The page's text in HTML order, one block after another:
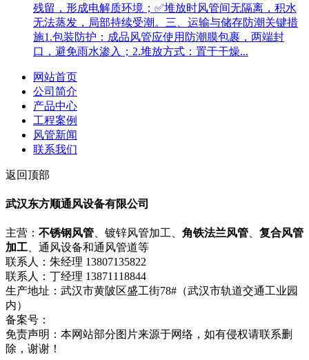
残留，形成电解质环境；✅堆放时风管间无隔离，积水
无法蒸发，局部持续受潮。三、运输与储存防潮关键措
施1.包装防护：成品风管应使用防潮膜包裹，两端封
口，避免雨水渗入；2.堆放方式：置于干燥...
网站首页
公司简介
产品中心
工程案例
风管新闻
联系我们
返回顶部
武汉东方顺通风设备有限公司
主营： 不锈钢风管、镀锌风管加工、 角铁法兰风管、 复合风管
加工、通风设备和通风管道等
联系人：朱经理 13807135822
联系人：丁经理 13871118844
生产地址：武汉市黄陂区盛工街78#（武汉市轨道交通工业园
内）
备案号：
免责声明：本网站部分图片来源于网络，如有侵权请联系删
除，谢谢！